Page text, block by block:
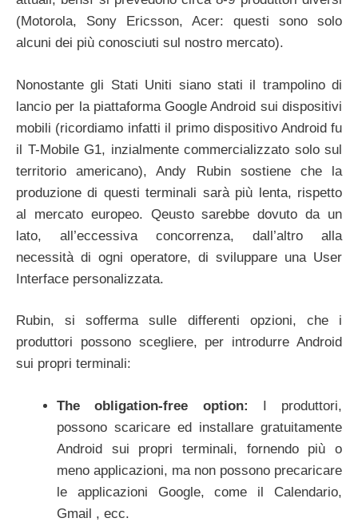
(Motorola, Sony Ericsson, Acer: questi sono solo
alcuni dei più conosciuti sul nostro mercato).
Nonostante gli Stati Uniti siano stati il trampolino di
lancio per la piattaforma Google Android sui dispositivi
mobili (ricordiamo infatti il primo dispositivo Android fu
il T-Mobile G1, inzialmente commercializzato solo sul
territorio americano), Andy Rubin sostiene che la
produzione di questi terminali sarà più lenta, rispetto
al mercato europeo. Qeusto sarebbe dovuto da un
lato, all’eccessiva concorrenza, dall’altro alla
necessità di ogni operatore, di sviluppare una User
Interface personalizzata.
Rubin, si sofferma sulle differenti opzioni, che i
produttori possono scegliere, per introdurre Android
sui propri terminali:
The obligation-free option: I produttori,
possono scaricare ed installare gratuitamente
Android sui propri terminali, fornendo più o
meno applicazioni, ma non possono precaricare
le applicazioni Google, come il Calendario,
Gmail , ecc.